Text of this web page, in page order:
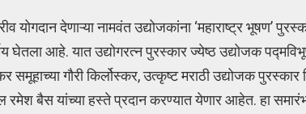
योगदान देणाऱ्या नामवंत उद्योजकांना ‘महाराष्ट्र भूषण’
घेतला आहे. यात उद्योगरत्न पुरस्कार ज्येष्ठ उद्योजक
समूहाच्या गौरी किर्लोस्कर, उत्कृष्ट मराठी उद्योजक
रमेश बैस यांच्या हस्ते प्रदान करण्यात येणार आहेत. हा